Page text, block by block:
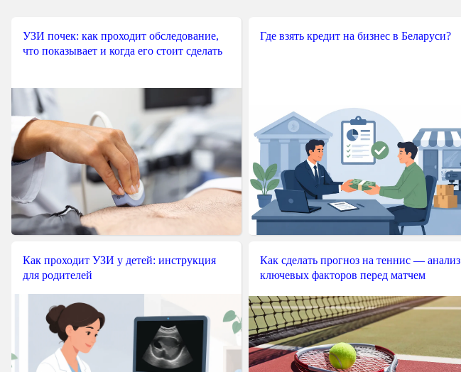
УЗИ почек: как проходит обследование,
что показывает и когда его стоит сделать
Где взять кредит на бизнес в Беларуси?
Как проходит УЗИ у детей: инструкция
для родителей
Как сделать прогноз на теннис — анализ
ключевых факторов перед матчем